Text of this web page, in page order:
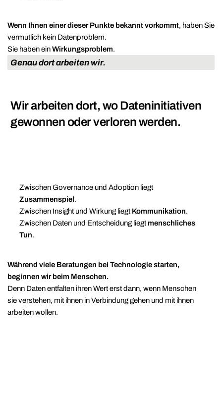
Wenn Ihnen einer dieser Punkte bekannt vorkommt, haben Sie
vermutlich kein Datenproblem.
Sie haben einWirkungsproblem.
Genau dort arbeiten wir.
Wir arbeiten dort, wo Dateninitiativen
gewonnen oder verloren werden.
Zwischen Governance und Adoption liegt
Zusammenspiel.
Zwischen Insight und Wirkung liegt Kommunikation.
Zwischen Daten und Entscheidung liegt menschliches
Tun.
Während viele Beratungen bei Technologie starten,
beginnen wir beim Menschen.
Denn Daten entfalten ihren Wert erst dann, wenn Menschen
sie verstehen, mit ihnen in Verbindung gehen und mit ihnen
arbeiten wollen.